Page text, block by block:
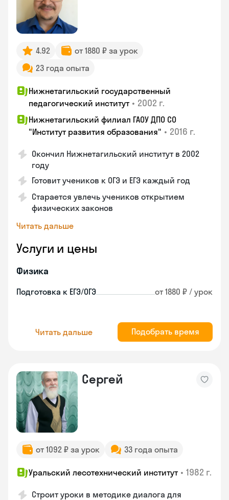
4.92
от 1880 ₽ за урок
23 года опыта
Нижнетагильский государственный
педагогический институт • 2002 г.
Нижнетагильский филиал ГАОУ ДПО СО
"Институт развития образования" • 2016 г.
Окончил Нижнетагильский институт в 2002
году
Готовит учеников к ОГЭ и ЕГЭ каждый год
Старается увлечь учеников открытием
физических законов
Читать дальше
Услуги и цены
Физика
Подготовка к ЕГЭ/ОГЭ от 1880 ₽ / урок
Читать дальше Подобрать время
Сергей
от 1092 ₽ за урок 33 года опыта
Уральский лесотехнический институт • 1982 г.
Строит уроки в методике диалога для